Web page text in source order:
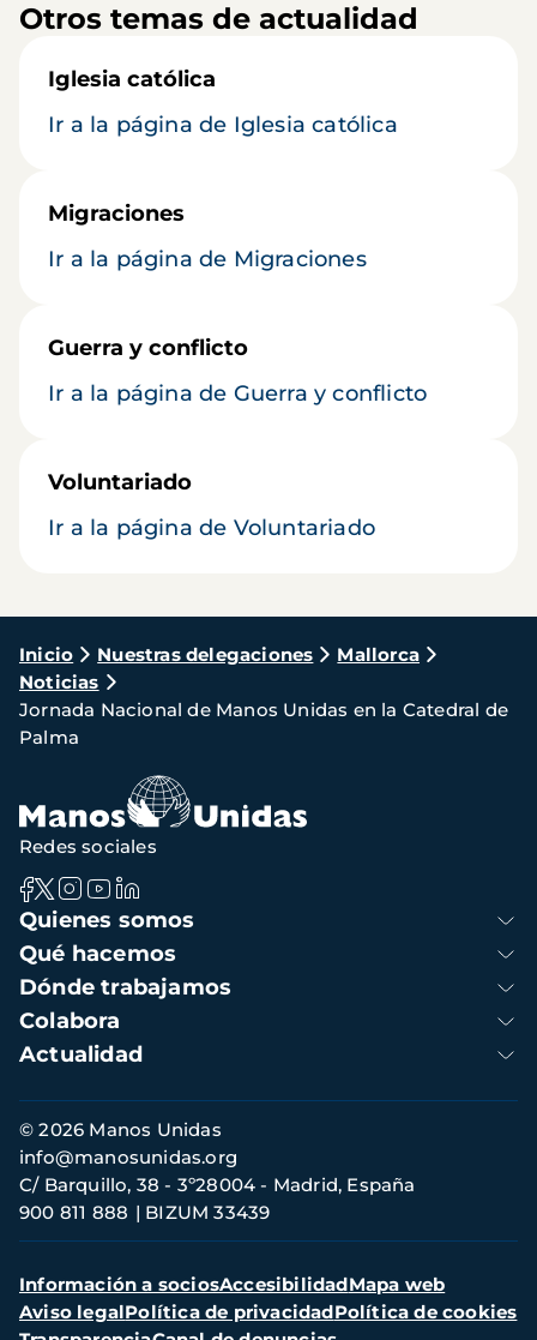
Otros temas de actualidad
Iglesia católica
Ir a la página de Iglesia católica
Migraciones
Ir a la página de Migraciones
Guerra y conflicto
Ir a la página de Guerra y conflicto
Voluntariado
Ir a la página de Voluntariado
Ruta
de
navegación
Inicio Nuestras delegaciones
Mallorca
Noticias
Jornada Nacional de Manos Unidas en la Catedral de
Palma
Navegación
principal
Quienes somos
Qué hacemos
Dónde trabajamos
Colabora
Actualidad
Redes sociales
Información
de
contacto
© 2026 Manos Unidas
C/ Barquillo, 38 - 3º28004 - Madrid, España
900 811 888
BIZUM 33439
info@manosunidas.org
Menú
secundario
Información a sociosAccesibilidadMapa web
Aviso legalPolítica de privacidadPolítica de cookies